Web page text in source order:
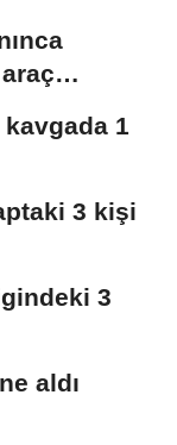
1
3 kişi
3
aldı